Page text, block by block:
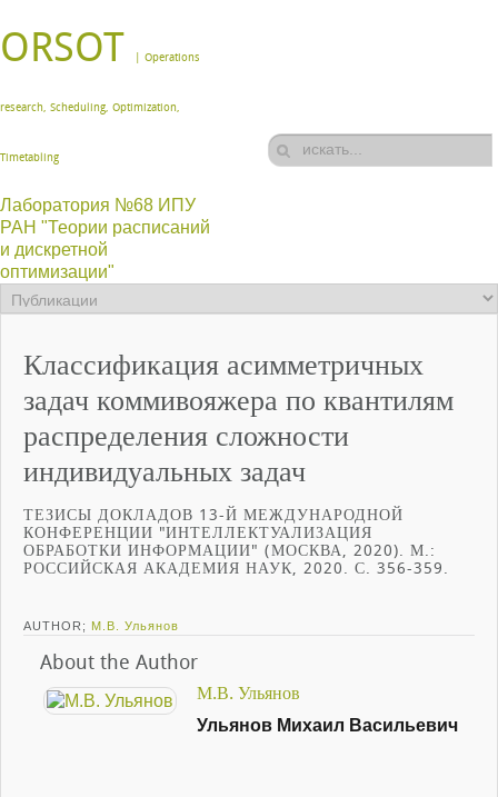
ORSOT | Operations
research, Scheduling, Optimization,
Timetabling
Лаборатория №68 ИПУ
РАН "Теории расписаний
и дискретной
оптимизации"
Классификация асимметричных
задач коммивояжера по квантилям
распределения сложности
индивидуальных задач
ТЕЗИСЫ ДОКЛАДОВ 13-Й МЕЖДУНАРОДНОЙ
КОНФЕРЕНЦИИ "ИНТЕЛЛЕКТУАЛИЗАЦИЯ
ОБРАБОТКИ ИНФОРМАЦИИ" (МОСКВА, 2020). М.:
РОССИЙСКАЯ АКАДЕМИЯ НАУК, 2020. С. 356-359.
AUTHOR; М.В. Ульянов
About the Author
М.В. Ульянов
Ульянов Михаил Васильевич